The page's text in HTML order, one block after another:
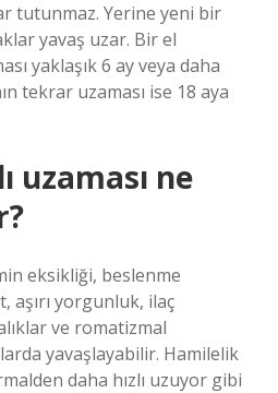
tutunmaz. Yerine yeni bir
yavaş uzar. Bir el
yaklaşık 6 ay veya daha
tekrar uzaması ise 18 aya
uzaması ne
eksikliği, beslenme
aşırı yorgunluk, ilaç
ve romatizmal
yavaşlayabilir. Hamilelik
daha hızlı uzuyor gibi